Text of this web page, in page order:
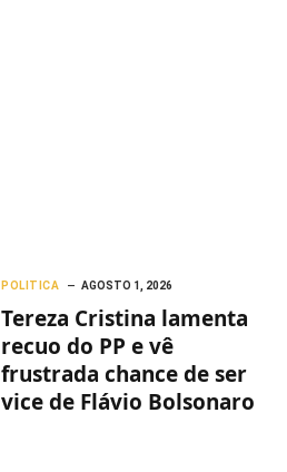
POLITICA AGOSTO 1, 2026
Tereza Cristina lamenta
recuo do PP e vê
frustrada chance de ser
vice de Flávio Bolsonaro